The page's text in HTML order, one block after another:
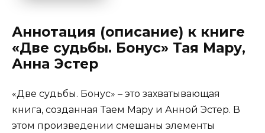
Аннотация (описание) к книге
«Две судьбы. Бонус» Тая Мару,
Анна Эстер
«Две судьбы. Бонус» – это захватывающая
книга, созданная Таем Мару и Анной Эстер. В
этом произведении смешаны элементы